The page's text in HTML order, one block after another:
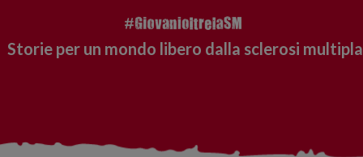
Storie per un mondo libero dalla sclerosi multipla